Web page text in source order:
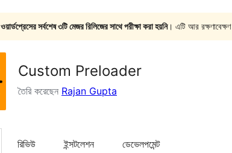
ওয়ার্ডপ্রেসের সর্বশেষ ৩টি মেজর রিলিজের সাথে পরীক্ষা করা হয়নি। এটি আর
Custom Preloader
তৈরি করেছেন Rajan Gupta
রিভিউ ইন্সটলেশন ডেভেলপমেন্ট